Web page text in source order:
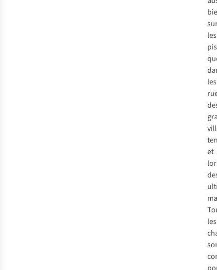
les
les
et
les